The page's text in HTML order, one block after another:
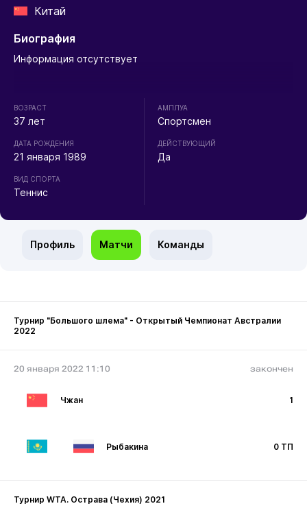
Китай
Биография
Информация отсутствует
ВОЗРАСТ
37 лет
ДАТА РОЖДЕНИЯ
21 января 1989
ВИД СПОРТА
Теннис
АМПЛУА
Спортсмен
ДЕЙСТВУЮЩИЙ
Да
Профиль Матчи Команды
Турнир "Большого шлема" - Открытый Чемпионат Австралии
2022
20 января 2022 11:10 закончен
Чжан 1
Рыбакина 0 ТП
Турнир WTA. Острава (Чехия) 2021